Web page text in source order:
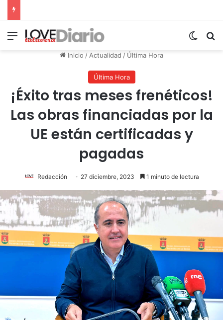
Menú
Inicio /Actualidad / Última Hora
Última Hora
¡Éxito tras meses frenéticos!
Las obras financiadas por la
UE están certificadas y
pagadas
Redacción 27 diciembre, 2023 1 minuto de lectura